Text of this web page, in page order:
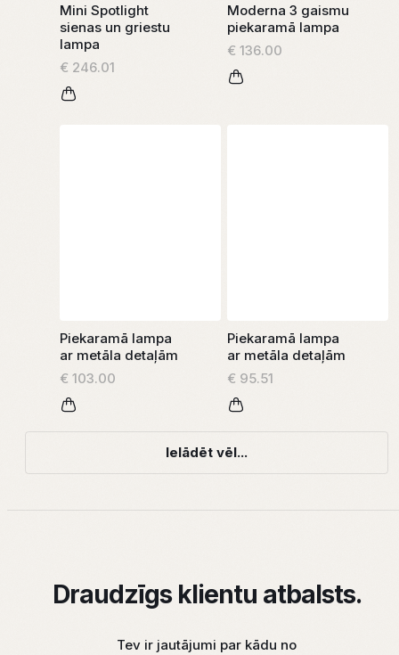
Mini Spotlight
sienas un griestu
lampa
€ 246.01
Moderna 3 gaismu
piekaramā lampa
€ 136.00
Piekaramā lampa
ar metāla detaļām
€ 103.00
Piekaramā lampa
ar metāla detaļām
€ 95.51
Ielādēt vēl...
Draudzīgs klientu atbalsts.
Tev ir jautājumi par kādu no